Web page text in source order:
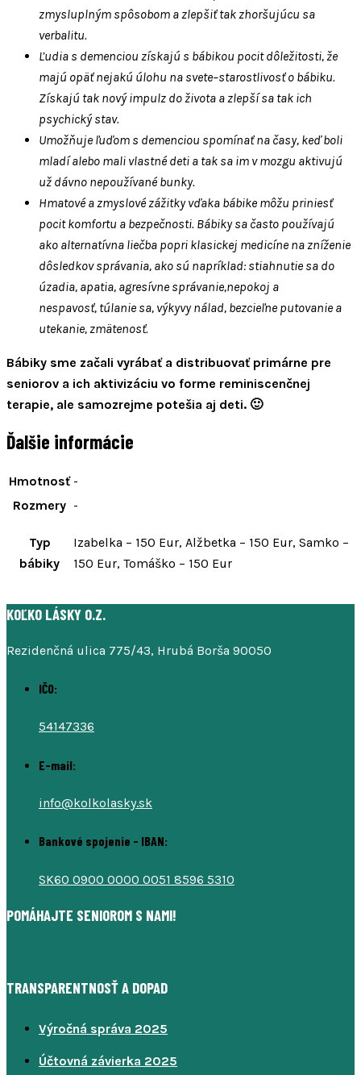
zmysluplným spôsobom a zlepšiť tak zhoršujúcu sa
verbalitu.
Ľudia s demenciou získajú s bábikou pocit dôležitosti, že
majú opäť nejakú úlohu na svete–starostlivosť o bábiku.
Získajú tak nový impulz do života a zlepší sa tak ich
psychický stav.
Umožňuje ľuďom s demenciou spomínať na časy, keď boli
mladí alebo mali vlastné deti a tak sa im v mozgu aktivujú
už dávno nepoužívané bunky.
Hmatové a zmyslové zážitky vďaka bábike môžu priniesť
pocit komfortu a bezpečnosti. Bábiky sa často používajú
ako alternatívna liečba popri klasickej medicíne na zníženie
dôsledkov správania, ako sú napríklad: stiahnutie sa do
úzadia, apatia, agresívne správanie,nepokoj a
nespavosť, túlanie sa, výkyvy nálad, bezcieľne putovanie a
utekanie, zmätenosť.
Bábiky sme začali vyrábať a distribuovať primárne pre
seniorov a ich aktivizáciu vo forme reminiscenčnej
terapie, ale samozrejme potešia aj deti. 🙂
Ďalšie informácie
Hmotnosť -
Rozmery -
Typ
bábiky
Izabelka – 150 Eur, Alžbetka – 150 Eur, Samko –
150 Eur, Tomáško – 150 Eur
KOĽKO LÁSKY O.Z.
Rezidenčná ulica 775/43, Hrubá Borša 90050
IČO:
54147336
E-mail:
info@kolkolasky.sk
Bankové spojenie - IBAN:
SK60 0900 0000 0051 8596 5310
POMÁHAJTE SENIOROM S NAMI!
TRANSPARENTNOSŤ A DOPAD
Výročná správa 2025
Účtovná závierka 2025